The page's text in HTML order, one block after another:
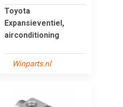
Toyota
Expansieventiel,
airconditioning
Winparts.nl